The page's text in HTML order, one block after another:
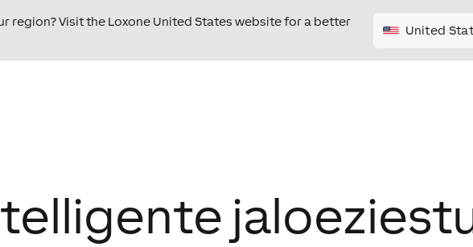
region? Visit the Loxone United States website for a better
United